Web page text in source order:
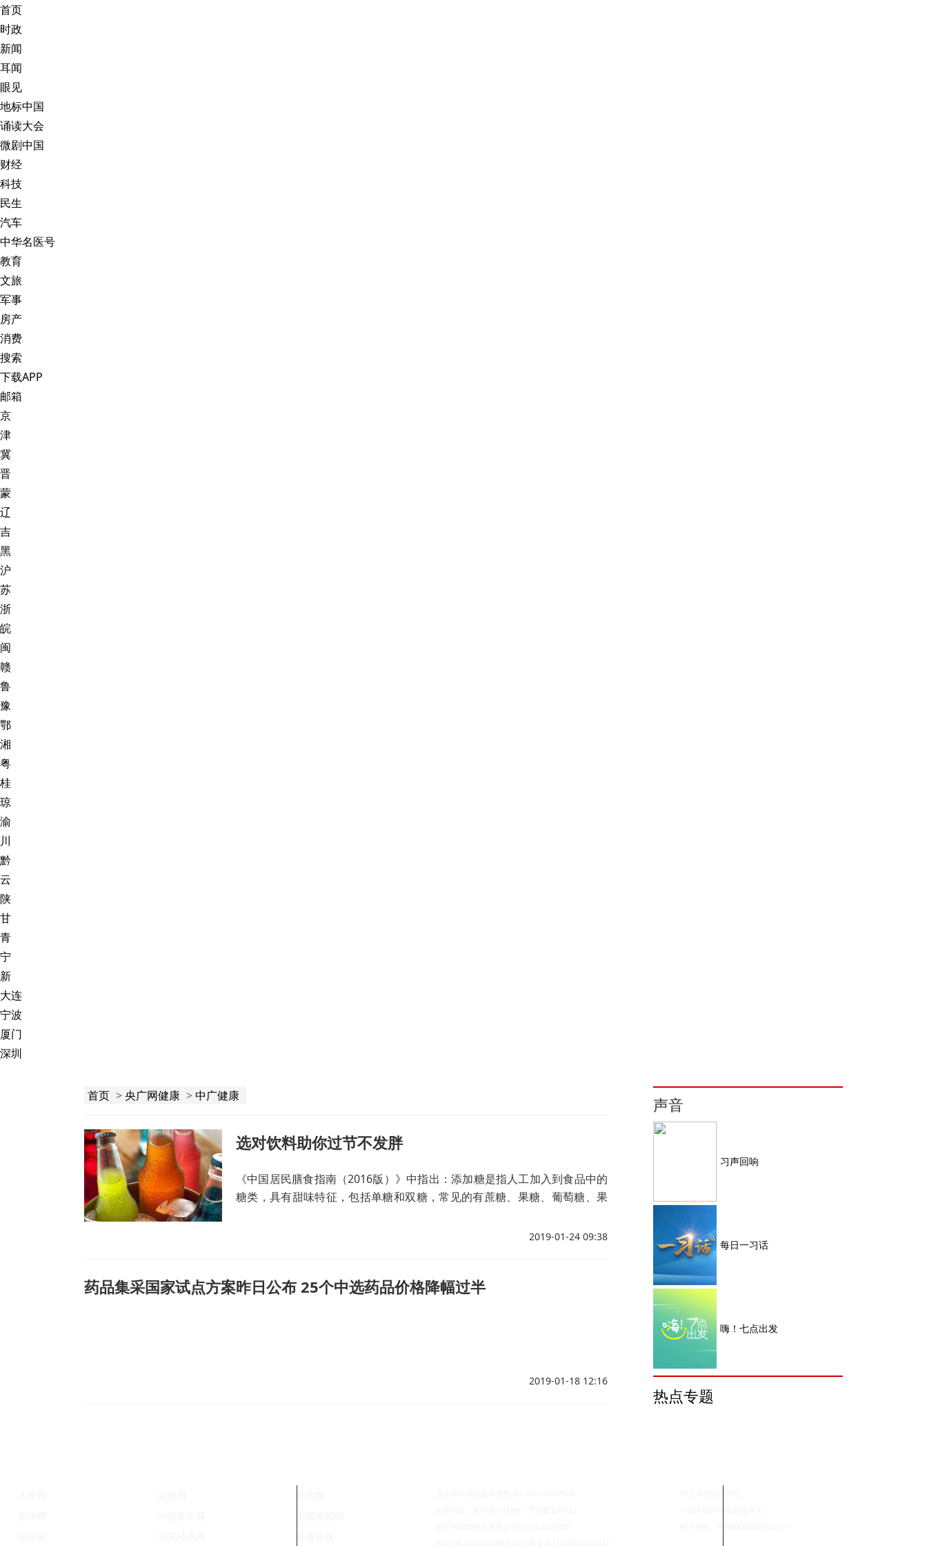
首页
时政
新闻
耳闻
眼见
地标中国
诵读大会
微剧中国
财经
科技
民生
汽车
中华名医号
教育
文旅
军事
房产
消费
搜索
下载APP
邮箱
京
津
冀
晋
蒙
辽
吉
黑
沪
苏
浙
皖
闽
赣
鲁
豫
鄂
湘
粤
桂
琼
渝
川
黔
云
陕
甘
青
宁
新
大连
宁波
厦门
深圳
首页 >央广网健康 >中广健康
选对饮料助你过节不发胖
《中国居民膳食指南（2016版）》中指出：添加糖是指人工加入到食品中的
糖类，具有甜味特征，包括单糖和双糖，常见的有蔗糖、果糖、葡萄糖、果
2019-01-24 09:38
药品集采国家试点方案昨日公布 25个中选药品价格降幅过半
2019-01-18 12:16
声音
习声回响
每日一习话
嗨！七点出发
热点专题